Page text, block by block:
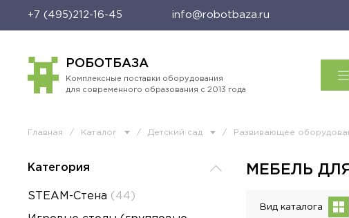
+7 (495)212-16-45 info@robotbaza.ru
РОБОТБАЗА
Комплексные поставки оборудования
для современного образования с 2013 года
Главная / Каталог / Детский сад / Развивающее
МЕБЕЛЬ
Вид каталога
Категория
STEAM-Стена (44)